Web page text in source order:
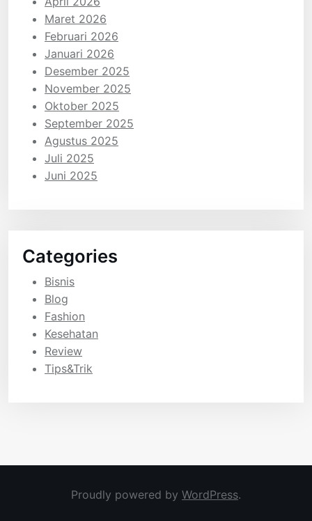
Maret 2026
Februari 2026
Januari 2026
Desember 2025
November 2025
Oktober 2025
September 2025
Agustus 2025
Juli 2025
Juni 2025
Categories
Bisnis
Blog
Fashion
Kesehatan
Review
Tips&Trik
Proudly powered by WordPress.